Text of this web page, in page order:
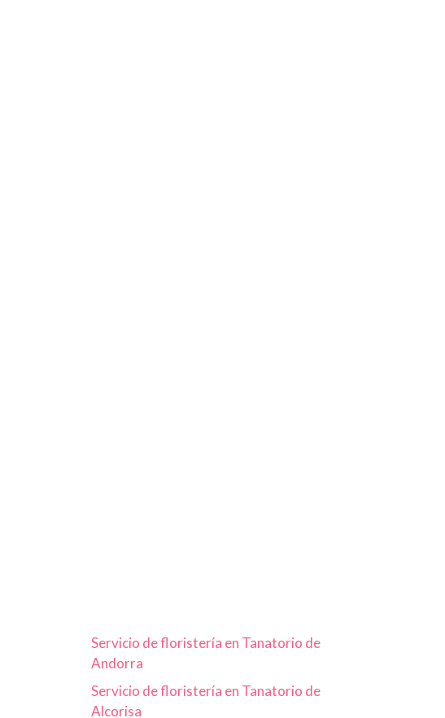
Servicio de floristería en Tanatorio de
Andorra
Servicio de floristería en Tanatorio de
Alcorisa